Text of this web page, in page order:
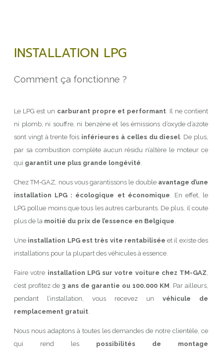
INSTALLATION LPG
Comment ça fonctionne ?
Le LPG est un carburant propre et performant . Il ne contient
ni plomb, ni souffre, ni benzène et les émissions d’oxyde d’azote
sont vingt à trente fois inférieures à celles du diesel. De plus,
par sa combustion complète aucun résidu n’altère le moteur ce
qui garantit une plus grande longévité
Chez TM-GAZ, nous vous garantissons le double avantage d’une
installation LPG : écologique et économique . En effet, le
LPG pollue moins que tous les autres carburants. De plus, il coute
plus de la moitié du prix de l’essence en Belgique
Une installation LPG est très vite rentabilisée et il existe des
installations pour la plupart des véhicules à essence.
Faire votre installation LPG sur votre voiture chez TM-GAZ
c’est profitez de 3 ans de garantie ou 100.000 KM . Par ailleurs,
pendant l’installation, vous recevez un véhicule de
remplacement gratuit
Nous nous adaptons à toutes les demandes de notre clientèle, ce
qui rend les possibilités de montage